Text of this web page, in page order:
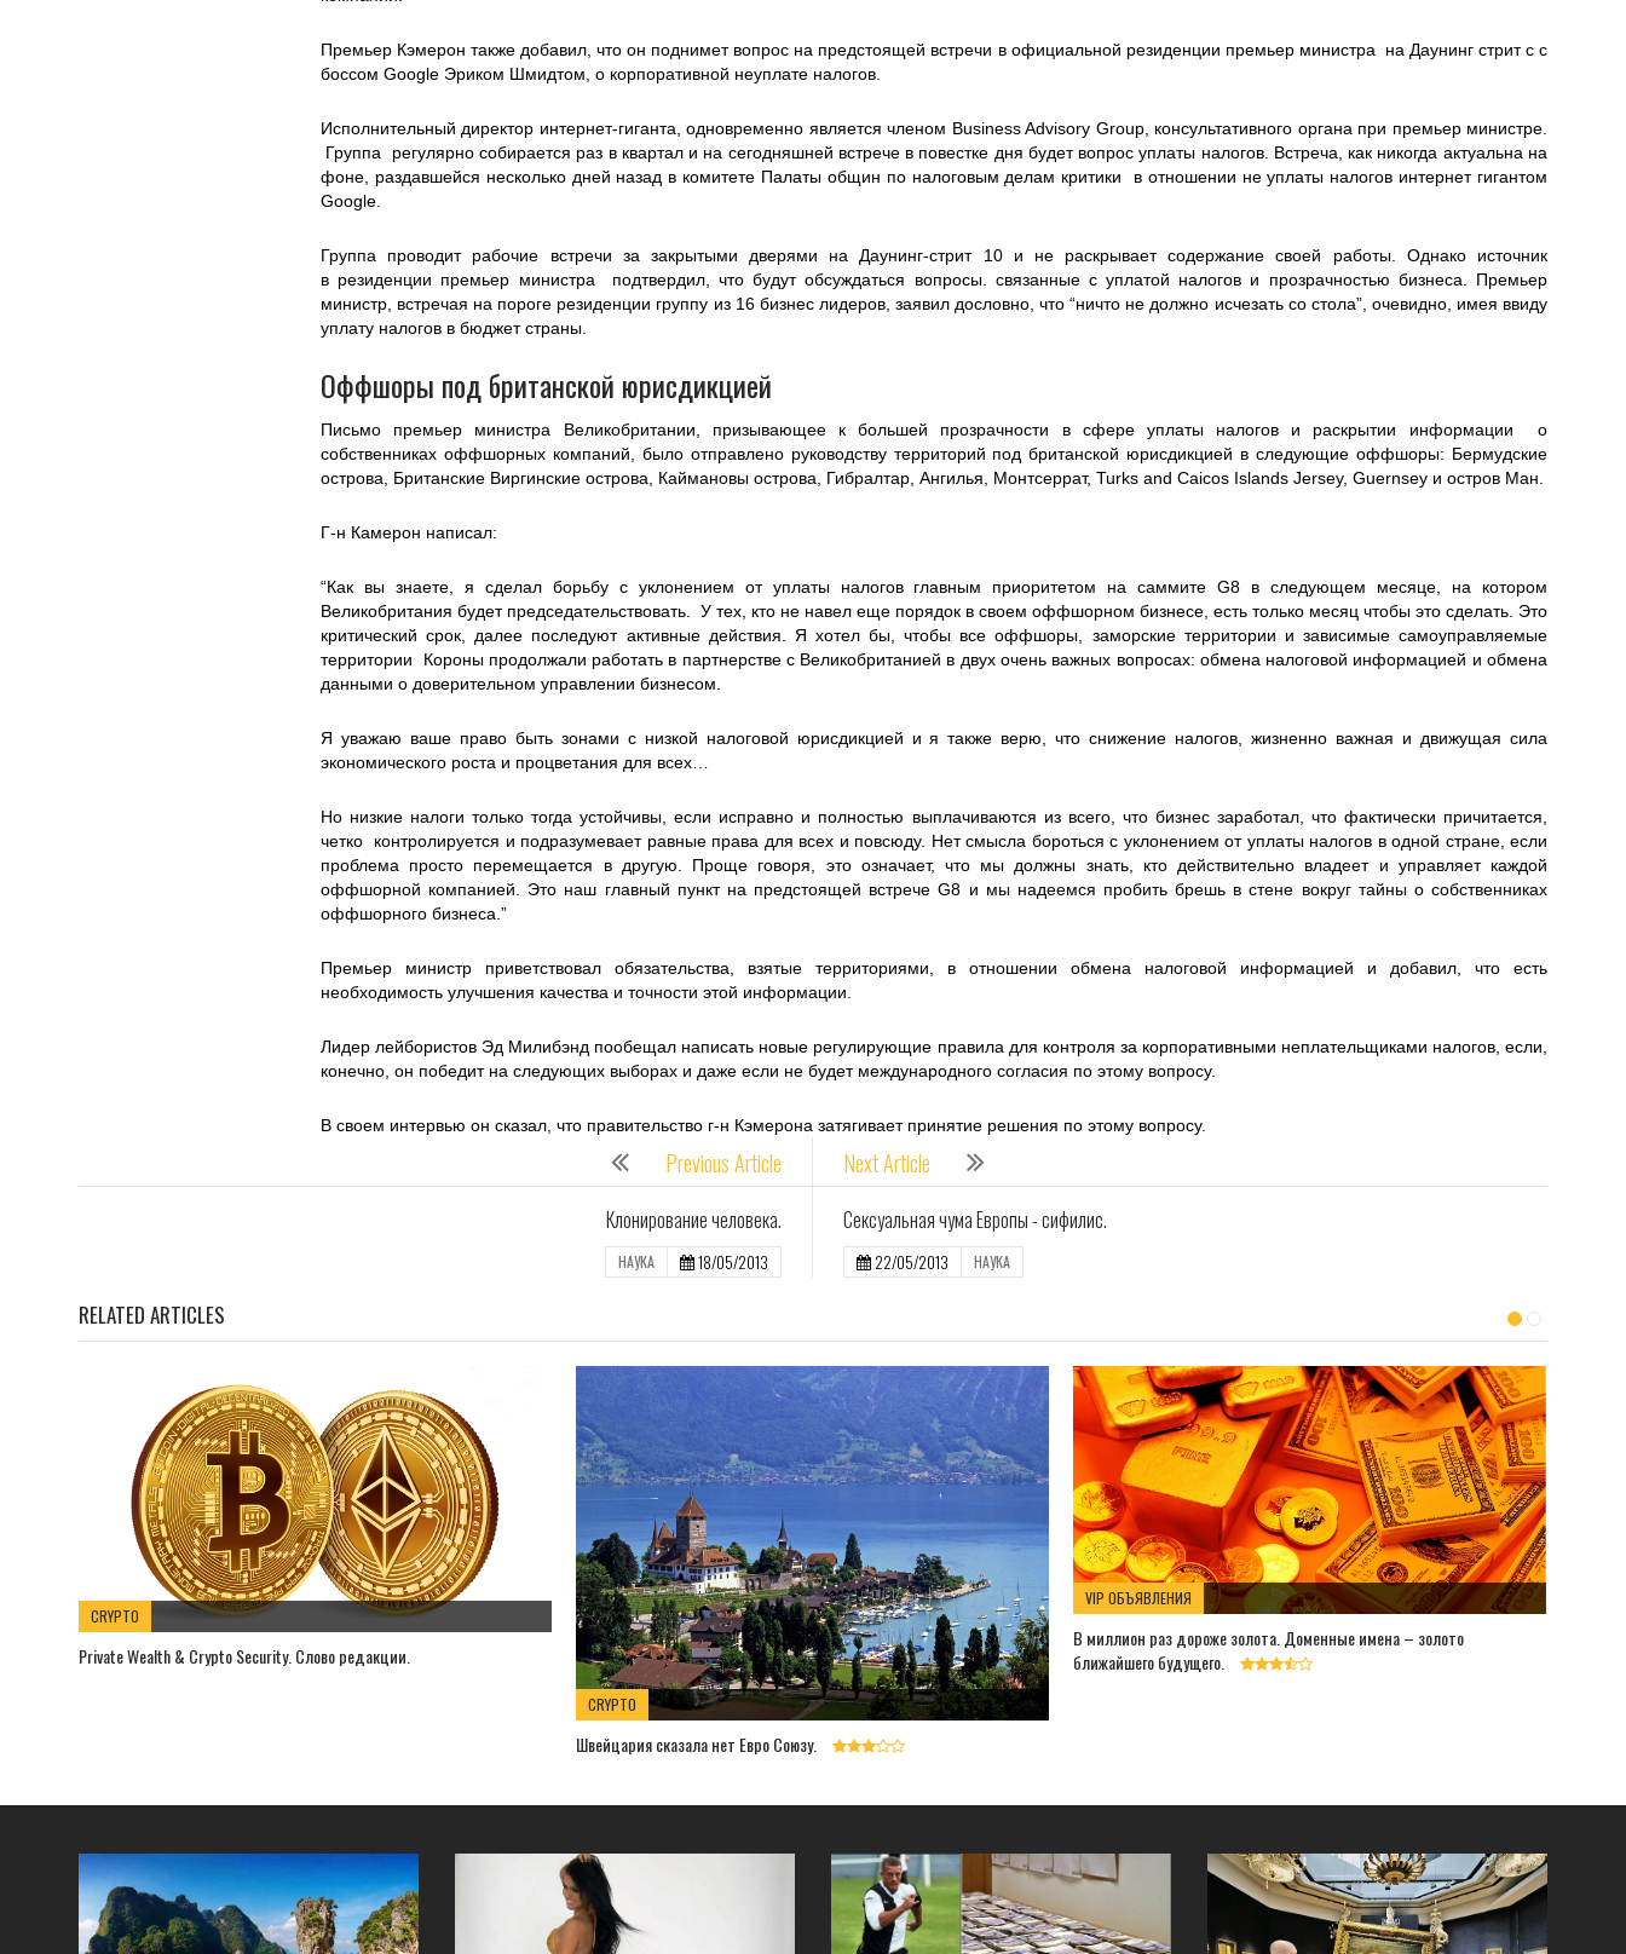
Премьер Кэмерон также добавил, что он поднимет вопрос на предстоящей встречи в официальной резиденции премьер министра на Даунинг стрит с с
боссом Google Эриком Шмидтом, о корпоративной неуплате налогов.
Исполнительный директор интернет-гиганта, одновременно является членом Business Advisory Group, консультативного органа при премьер министре.
Группа регулярно собирается раз в квартал и на сегодняшней встрече в повестке дня будет вопрос уплаты налогов. Встреча, как никогда актуальна на
фоне, раздавшейся несколько дней назад в комитете Палаты общин по налоговым делам критики в отношении не уплаты налогов интернет гигантом
Google.
Группа проводит рабочие встречи за закрытыми дверями на Даунинг-стрит 10 и не раскрывает содержание своей работы. Однако источник
в резиденции премьер министра подтвердил, что будут обсуждаться вопросы. связанные с уплатой налогов и прозрачностью бизнеса. Премьер
министр, встречая на пороге резиденции группу из 16 бизнес лидеров, заявил дословно, что “ничто не должно исчезать со стола”, очевидно, имея ввиду
уплату налогов в бюджет страны.
Оффшоры под британской юрисдикцией
Письмо премьер министра Великобритании, призывающее к большей прозрачности в сфере уплаты налогов и раскрытии информации о
собственниках оффшорных компаний, было отправлено руководству территорий под британской юрисдикцией в следующие оффшоры: Бермудские
острова, Британские Виргинские острова, Каймановы острова, Гибралтар, Ангилья, Монтсеррат, Turks and Caicos Islands Jersey, Guernsey и остров Ман.
Г-н Камерон написал:
“Как вы знаете, я сделал борьбу с уклонением от уплаты налогов главным приоритетом на саммите G8 в следующем месяце, на котором
Великобритания будет председательствовать. У тех, кто не навел еще порядок в своем оффшорном бизнесе, есть только месяц чтобы это сделать. Это
критический срок, далее последуют активные действия. Я хотел бы, чтобы все оффшоры, заморские территории и зависимые самоуправляемые
территории Короны продолжали работать в партнерстве с Великобританией в двух очень важных вопросах: обмена налоговой информацией и обмена
данными о доверительном управлении бизнесом.
Я уважаю ваше право быть зонами с низкой налоговой юрисдикцией и я также верю, что снижение налогов, жизненно важная и движущая сила
экономического роста и процветания для всех…
Но низкие налоги только тогда устойчивы, если исправно и полностью выплачиваются из всего, что бизнес заработал, что фактически причитается,
четко контролируется и подразумевает равные права для всех и повсюду. Нет смысла бороться с уклонением от уплаты налогов в одной стране, если
проблема просто перемещается в другую. Проще говоря, это означает, что мы должны знать, кто действительно владеет и управляет каждой
оффшорной компанией. Это наш главный пункт на предстоящей встрече G8 и мы надеемся пробить брешь в стене вокруг тайны о собственниках
оффшорного бизнеса.”
Премьер министр приветствовал обязательства, взятые территориями, в отношении обмена налоговой информацией и добавил, что есть
необходимость улучшения качества и точности этой информации.
Лидер лейбористов Эд Милибэнд пообещал написать новые регулирующие правила для контроля за корпоративными неплательщиками налогов, если,
конечно, он победит на следующих выборах и даже если не будет международного согласия по этому вопросу.
В своем интервью он сказал, что правительство г-н Кэмерона затягивает принятие решения по этому вопросу.
Previous Article
Клонирование человека.
18/05/2013
НАУКА
Next Article
Сексуальная чума Европы - сифилис.
22/05/2013 НАУКА
RELATED ARTICLES
CRYPTO
Private Wealth & Crypto Security. Слово редакции.
CRYPTO
Швейцария сказала нет Евро Союзу.
VIP ОБЪЯВЛЕНИЯ
В миллион раз дороже золота. Доменные имена – золото
ближайшего будущего.